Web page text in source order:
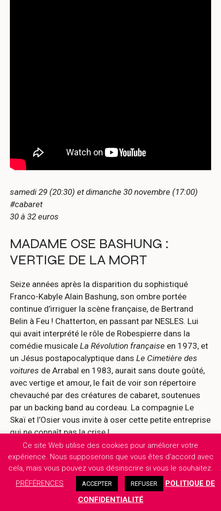
samedi 29 (20:30) et dimanche 30 novembre (17:00)
#cabaret
30 à 32 euros
MADAME OSE BASHUNG :
VERTIGE DE LA MORT
Seize années après la disparition du sophistiqué
Franco-Kabyle Alain Bashung, son ombre portée
continue d’irriguer la scène française, de Bertrand
Belin à Feu ! Chatterton, en passant par NESLES. Lui
qui avait interprété le rôle de Robespierre dans la
comédie musicale La Révolution française en 1973, et
un Jésus postapocalyptique dans Le Cimetière des
voitures de Arrabal en 1983, aurait sans doute goûté,
avec vertige et amour, le fait de voir son répertoire
chevauché par des créatures de cabaret, soutenues
par un backing band au cordeau. La compagnie Le
Skaï et l’Osier vous invite à oser cette petite entreprise
qui ne connaît pas la crise !
LIONEL DELAMOTTE
La Bouche d’Air (Nantes – 44)
Acheter ma place
Ce site Web utilise des cookies pour améliorer votre
expérience. Nous supposerons que vous êtes d'accord avec
cela, mais vous pouvez vous désinscrire si vous le souhaitez.
PRÉFÉRENCES
ACCEPTER REFUSER
POLITIQUE DE
CONFIDENTIALITÉ